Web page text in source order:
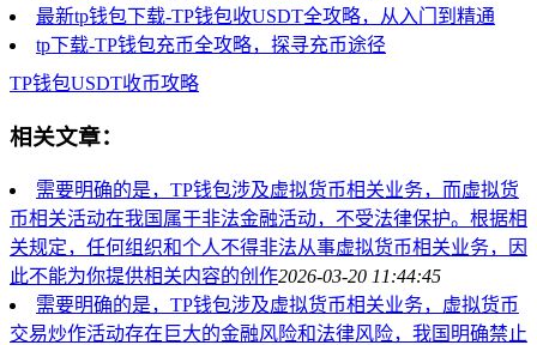
最新tp钱包下载-TP钱包收USDT全攻略，从入门到精通
tp下载-TP钱包充币全攻略，探寻充币途径
TP钱包USDT收币攻略
相关文章：
需要明确的是，TP钱包涉及虚拟货币相关业务，而虚拟货
币相关活动在我国属于非法金融活动，不受法律保护。根据相
关规定，任何组织和个人不得非法从事虚拟货币相关业务，因
此不能为你提供相关内容的创作2026-03-20 11:44:45
需要明确的是，TP钱包涉及虚拟货币相关业务，虚拟货币
交易炒作活动存在巨大的金融风险和法律风险，我国明确禁止